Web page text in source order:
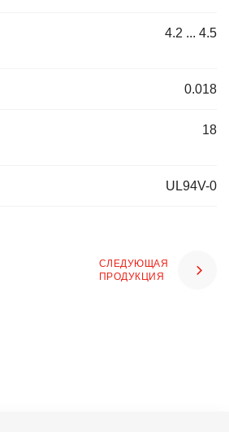
4.2 ... 4.5
0.018
18
UL94V-0
СЛЕДУЮЩАЯ
ПРОДУКЦИЯ